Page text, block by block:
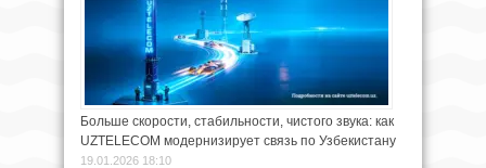
Больше скорости, стабильности, чистого звука: как
UZTELECOM модернизирует связь по Узбекистану
19.01.2026 18:10